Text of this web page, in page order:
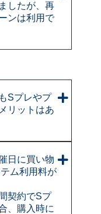
したが、再
ンは利用で
Sプレやプ
リットはあ
日に買い物
ム利用料が
契約でSプ
、購入時に